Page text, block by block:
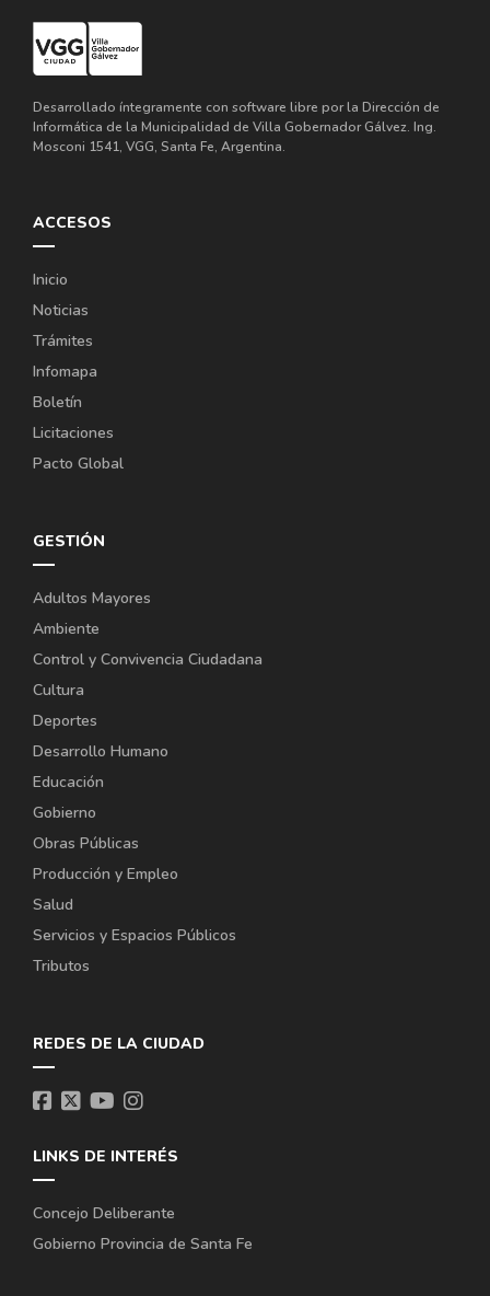
Desarrollado íntegramente con software libre por la Dirección de
Informática de la Municipalidad de Villa Gobernador Gálvez. Ing.
Mosconi 1541, VGG, Santa Fe, Argentina.
ACCESOS
Inicio
Noticias
Trámites
Infomapa
Boletín
Licitaciones
Pacto Global
GESTIÓN
Adultos Mayores
Ambiente
Control y Convivencia Ciudadana
Cultura
Deportes
Desarrollo Humano
Educación
Gobierno
Obras Públicas
Producción y Empleo
Salud
Servicios y Espacios Públicos
Tributos
REDES DE LA CIUDAD
LINKS DE INTERÉS
Concejo Deliberante
Gobierno Provincia de Santa Fe